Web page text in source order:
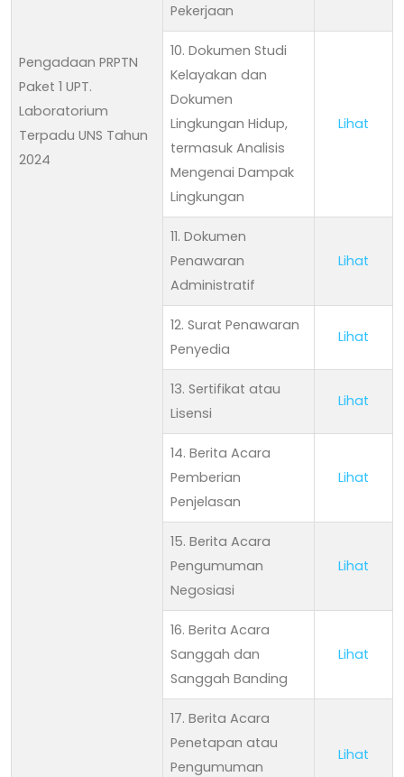
Pengadaan PRPTN
Paket 1 UPT.
Laboratorium
Terpadu UNS Tahun
2024
Pekerjaan
10. Dokumen Studi
Kelayakan dan
Dokumen
Lingkungan Hidup,
termasuk Analisis
Mengenai Dampak
Lingkungan
Lihat
11. Dokumen
Penawaran
Administratif
Lihat
12. Surat Penawaran
Penyedia
Lihat
13. Sertifikat atau
Lisensi
Lihat
14. Berita Acara
Pemberian
Penjelasan
Lihat
15. Berita Acara
Pengumuman
Negosiasi
Lihat
16. Berita Acara
Sanggah dan
Sanggah Banding
Lihat
17. Berita Acara
Penetapan atau
Pengumuman
Lihat